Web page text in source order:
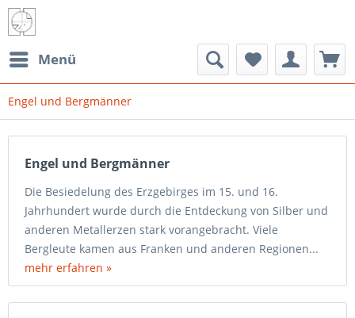
Menü
Engel und Bergmänner
Engel und Bergmänner
Die Besiedelung des Erzgebirges im 15. und 16.
Jahrhundert wurde durch die Entdeckung von Silber und
anderen Metallerzen stark vorangebracht. Viele
Bergleute kamen aus Franken und anderen Regionen...
mehr erfahren »